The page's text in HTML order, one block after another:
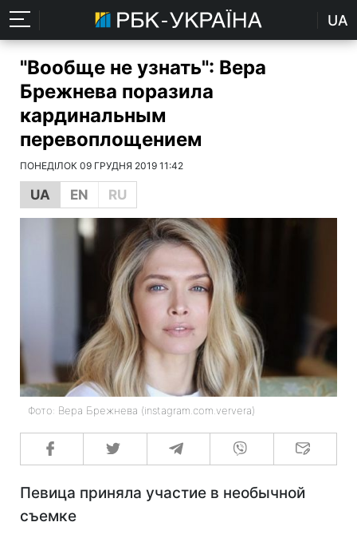
UA
"Вообще не узнать": Вера
Брежнева поразила
кардинальным
перевоплощением
ПОНЕДІЛОК 09 ГРУДНЯ 2019 11:42
UA EN RU
Фото: Вера Брежнева (instagram.com.ververa)
Певица приняла участие в необычной
съемке